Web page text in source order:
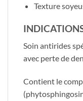
Texture
​Soin antirides
avec perte de
Contient le